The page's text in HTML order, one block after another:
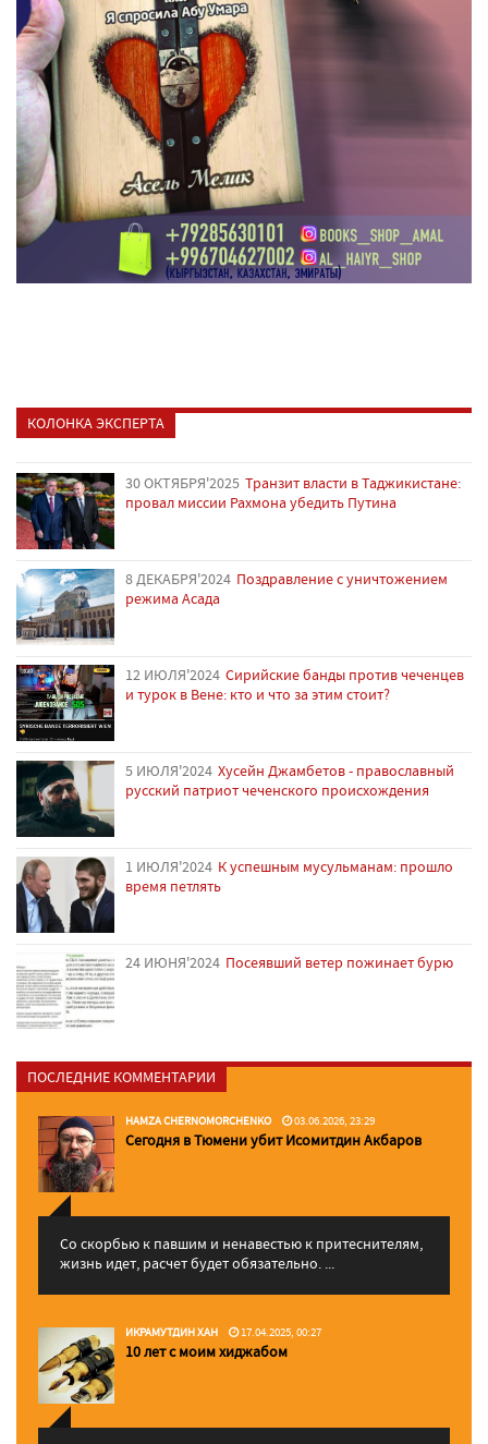
КОЛОНКА ЭКСПЕРТА
30 ОКТЯБРЯ'2025 Транзит власти в Таджикистане:
провал миссии Рахмона убедить Путина
8 ДЕКАБРЯ'2024 Поздравление с уничтожением
режима Асада
12 ИЮЛЯ'2024 Сирийские банды против чеченцев
и турок в Вене: кто и что за этим стоит?
5 ИЮЛЯ'2024 Хусейн Джамбетов - православный
русский патриот чеченского происхождения
1 ИЮЛЯ'2024 К успешным мусульманам: прошло
время петлять
24 ИЮНЯ'2024 Посеявший ветер пожинает бурю
ПОСЛЕДНИЕ КОММЕНТАРИИ
HAMZA CHERNOMORCHENKO 03.06.2026, 23:29
Сегодня в Тюмени убит Исомитдин Акбаров
Со скорбью к павшим и ненавестью к притеснителям,
жизнь идет, расчет будет обязательно. ...
ИКРАМУТДИН ХАН 17.04.2025, 00:27
10 лет с моим хиджабом